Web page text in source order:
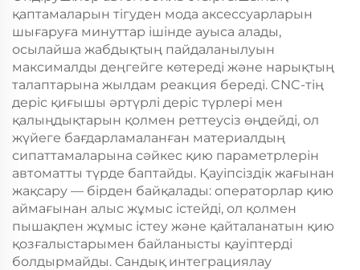
қаптамаларын тігуден мода аксессуарларын
шығаруға минуттар ішінде ауыса алады,
осылайша жабдықтың пайдаланылуын
максималды деңгейге көтереді және нарықтың
талаптарына жылдам реакция береді. CNC-тің
деріс қиғышы әртүрлі деріс түрлері мен
қалыңдықтарын қолмен реттеусіз өңдейді, ол
жүйеге бағдарламаланған материалдың
сипаттамаларына сәйкес қию параметрлерін
автоматты түрде баптайды. Қауіпсіздік жағынан
жақсару — бірден байқалады: операторлар қию
аймағынан алыс жұмыс істейді, ол қолмен
пышақпен жұмыс істеу және қайталанатын қию
қозғалыстарымен байланысты қауіптерді
болдырмайды. Сандық интеграциялау